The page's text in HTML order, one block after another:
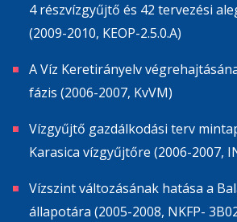
4 részvízgyűjtő és 42 tervezési
(2009-2010, KEOP-2.5.0.A)
A Víz Keretirányelv
fázis (2006-2007, KvVM)
Vízgyűjtő gazdálkodási terv
Karasica vízgyűjtőre (2006-2007,
Vízszint változásának hatása a
állapotára (2005-2008, NKFP-